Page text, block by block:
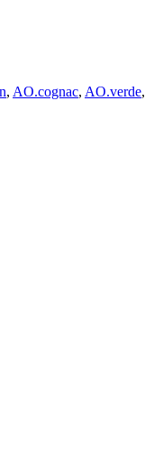
, AO.cognac, AO.verde,